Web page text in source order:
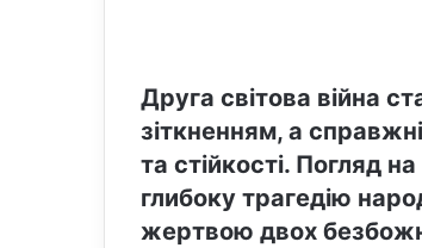
Друга світова війна
зіткненням, а
та стійкості. Погляд
глибоку трагедію
жертвою двох